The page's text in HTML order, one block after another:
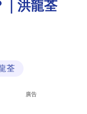
｜洪龍荃
荃
廣告